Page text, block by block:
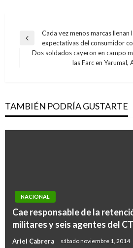
Navegación
Entrada
anterior
Cada vez menos marcas llenan
expectativas del consumidor
Dos soldados cayeron en campo
las Farc en Yarumal,
TAMBIÉN PODRÍA GUSTARTE
NACIONAL
Cae responsable de la
militares y seis agentes del
Ariel Cabrera sábado noviembre 1, 2014
NACIONAL
Desarticulan banda que
WhatsApp fauna silvestre en